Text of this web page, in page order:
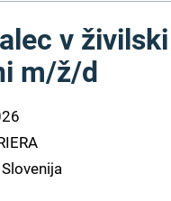
v živilski
m⁠/⁠ž⁠/⁠d